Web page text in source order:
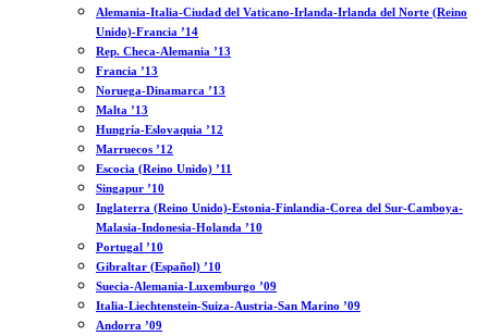
Alemania-Italia-Ciudad del Vaticano-Irlanda-Irlanda del Norte (Reino
Unido)-Francia ’14
Rep. Checa-Alemania ’13
Francia ’13
Noruega-Dinamarca ’13
Malta ’13
Hungría-Eslovaquia ’12
Marruecos ’12
Escocia (Reino Unido) ’11
Singapur ’10
Inglaterra (Reino Unido)-Estonia-Finlandia-Corea del Sur-Camboya-
Malasia-Indonesia-Holanda ’10
Portugal ’10
Gibraltar (Español) ’10
Suecia-Alemania-Luxemburgo ’09
Italia-Liechtenstein-Suiza-Austria-San Marino ’09
Andorra ’09